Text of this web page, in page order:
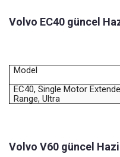
Volvo EC40 güncel
Model
EC40, Single Motor
Range, Ultra
Volvo V60 güncel